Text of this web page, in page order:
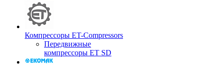
Компрессоры ET-Compressors
Передвижные
компрессоры ET SD